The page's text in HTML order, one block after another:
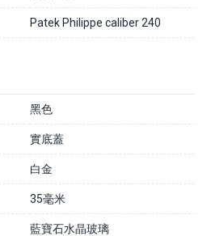
Patek Philippe caliber 240
黑色
實底蓋
白金
35毫米
藍寶石水晶玻璃